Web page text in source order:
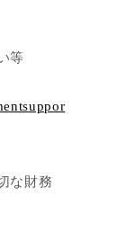
等
な財務